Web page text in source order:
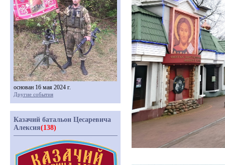
основан 16 мая 2024 г.
Другие события
Казачий батальон Цесаревича
Алексия(138)